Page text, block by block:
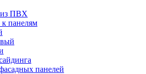
из ПВХ
панелям
панелей